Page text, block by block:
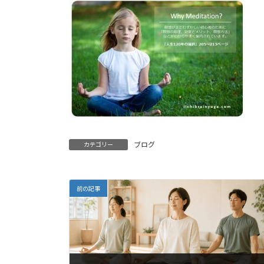
カテゴリー ブログ
前の記事